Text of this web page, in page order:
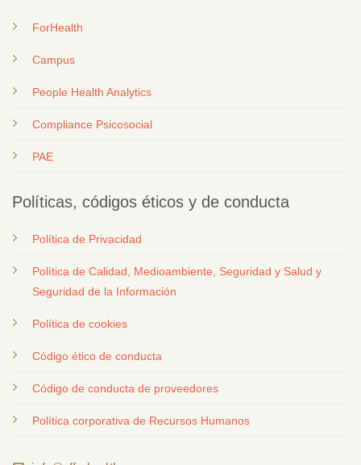
ForHealth
Campus
People Health Analytics
Compliance Psicosocial
PAE
Políticas, códigos éticos y de conducta
Política de Privacidad
Política de Calidad, Medioambiente, Seguridad y Salud y
Seguridad de la Información
Política de cookies
Código ético de conducta
Código de conducta de proveedores
Política corporativa de Recursos Humanos